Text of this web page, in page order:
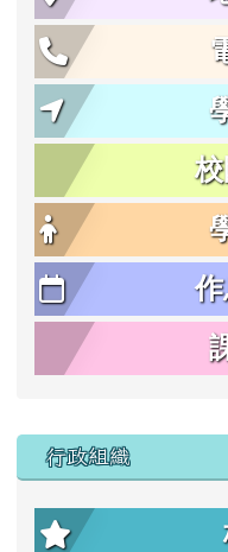
校
行政組織